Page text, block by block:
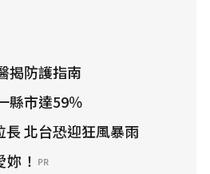
揭防護指南
縣市達59％
北台恐迎狂風暴雨
！ PR